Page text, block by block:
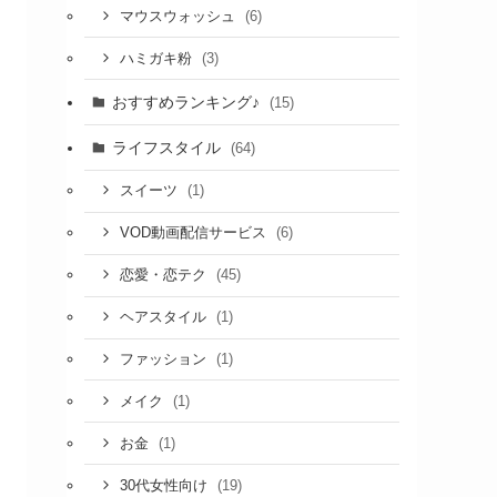
マウスウォッシュ (6)
ハミガキ粉 (3)
おすすめランキング♪ (15)
ライフスタイル (64)
スイーツ (1)
VOD動画配信サービス (6)
恋愛・恋テク (45)
ヘアスタイル (1)
ファッション (1)
メイク (1)
お金 (1)
30代女性向け (19)